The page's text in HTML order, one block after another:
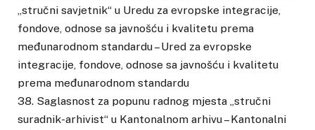
„stručni savjetnik“ u Uredu za evropske integracije,
fondove, odnose sa javnošću i kvalitetu prema
međunarodnom standardu – Ured za evropske
integracije, fondove, odnose sa javnošću i kvalitetu
prema međunarodnom standardu
38. Saglasnost za popunu radnog mjesta „stručni
suradnik-arhivist“ u Kantonalnom arhivu – Kantonalni